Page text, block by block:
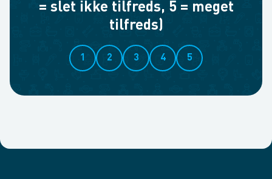
= slet ikke tilfreds, 5 = meget
tilfreds)
1 2 3 4 5